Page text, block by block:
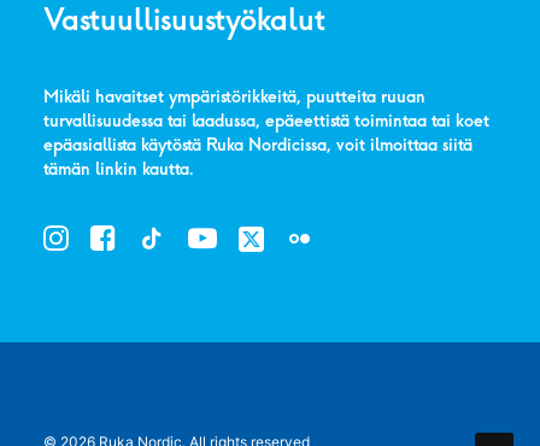
Vastuullisuustyökalut
Mikäli havaitset ympäristörikkeitä, puutteita ruuan
turvallisuudessa tai laadussa, epäeettistä toimintaa tai koet
epäasiallista käytöstä Ruka Nordicissa, voit ilmoittaa siitä
tämän linkin kautta.
© 2026 Ruka Nordic. All rights reserved